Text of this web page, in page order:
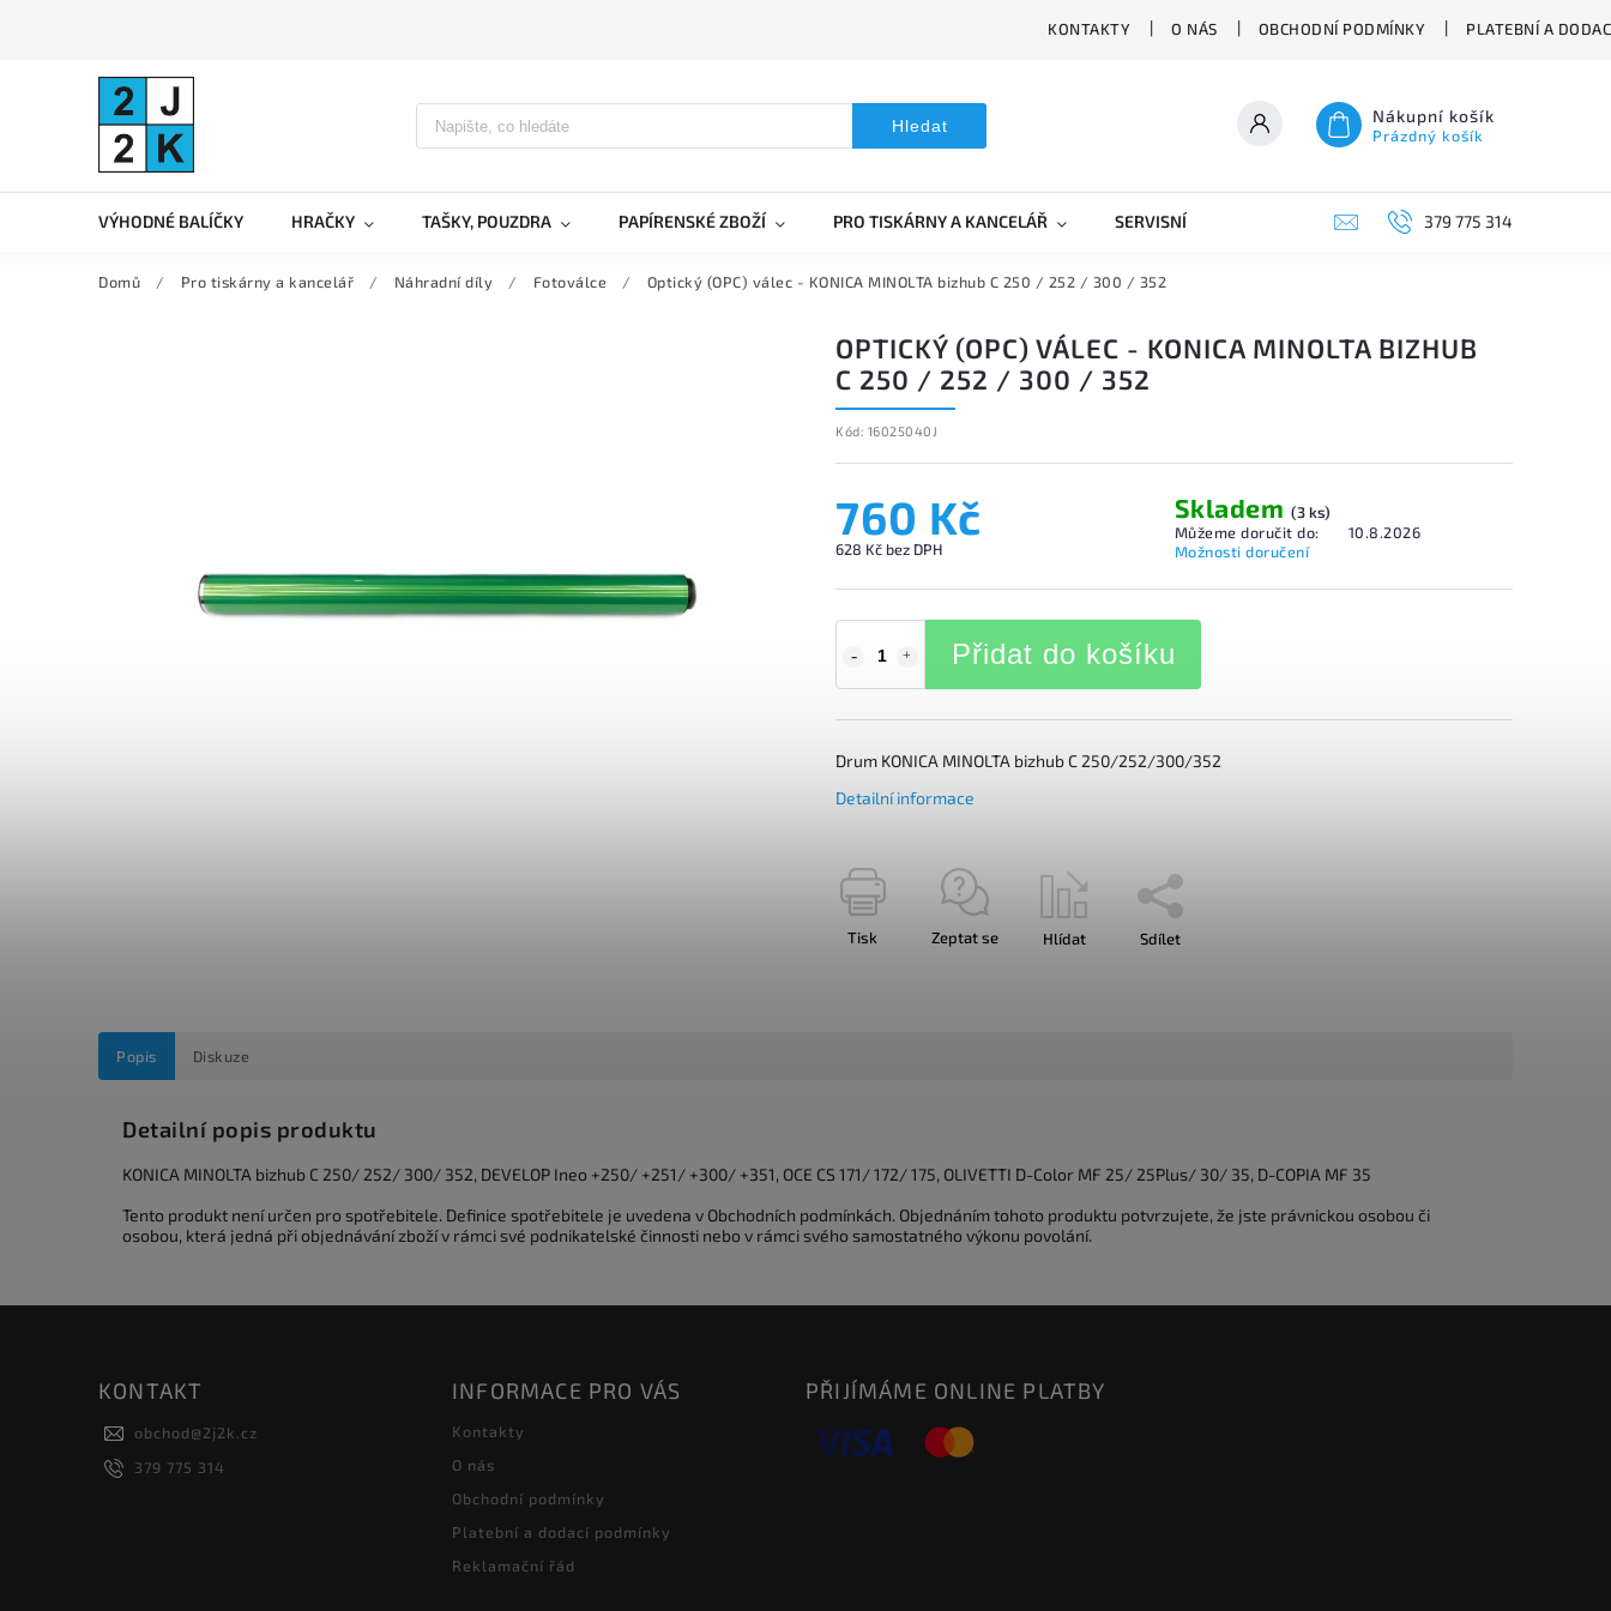
KONTAKTY O NÁS OBCHODNÍ PODMÍNKY PLATEBNÍ A
Hledat Nákupní košík
Prázdný košík
VÝHODNÉ BALÍČKY HRAČKY TAŠKY, POUZDRA PAPÍRENSKÉ ZBOŽÍ PRO TISKÁRNY A KANCELÁŘ SERVISNÍ VYSAVAČE 379 775 314
Domů / Pro tiskárny a kancelář / Náhradní díly / Fotoválce / Optický (OPC) válec - KONICA MINOLTA bizhub C 250 / 252 / 300 / 352
OPTICKÝ (OPC) VÁLEC - KONICA MINOLTA BIZHUB
C 250 / 252 / 300 / 352
Kód: 16025040J
760 Kč
628 Kč bez DPH
Skladem (3 ks)
Můžeme doručit do:
10.8.2026
Možnosti doručení
Přidat do košíku
Drum KONICA MINOLTA bizhub C 250/252/300/352
Detailní informace
Tisk Zeptat se Hlídat Sdílet
Popis Diskuze
Detailní popis produktu
KONICA MINOLTA bizhub C 250/ 252/ 300/ 352, DEVELOP Ineo +250/ +251/ +300/ +351, OCE CS 171/ 172/ 175, OLIVETTI D-Color MF 25/ 25Plus/ 30/ 35, D-COPIA MF 35
Tento produkt není určen pro spotřebitele. Definice spotřebitele je uvedena v Obchodních podmínkách. Objednáním tohoto produktu potvrzujete, že jste právnickou osobou či
osobou, která jedná při objednávání zboží v rámci své podnikatelské činnosti nebo v rámci svého samostatného výkonu povolání.
KONTAKT
obchod@2j2k.cz
379 775 314
INFORMACE PRO VÁS
Kontakty
O nás
Obchodní podmínky
Platební a dodací podmínky
Reklamační řád
PŘIJÍMÁME ONLINE PLATBY